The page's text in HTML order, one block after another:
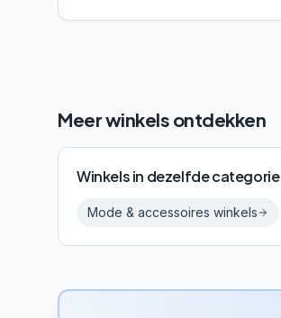
Meer winkels ontdekken
Winkels in dezelfde categorie
Mode & accessoires winkels